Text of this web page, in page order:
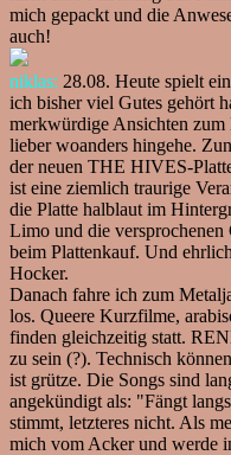
mich gepackt und die
auch!
niklas: 28.08. Heute spielt
ich bisher viel Gutes gehört
merkwürdige Ansichten
lieber woanders hingehe.
der neuen THE HIVES-
ist eine ziemlich traurige
die Platte halblaut im
Limo und die
beim Plattenkauf. Und
Hocker.
Danach fahre ich zum
los. Queere Kurzfilme,
finden gleichzeitig statt.
zu sein (?). Technisch
ist grütze. Die Songs sind
angekündigt als: "Fängt
stimmt, letzteres nicht. Als
mich vom Acker und werde